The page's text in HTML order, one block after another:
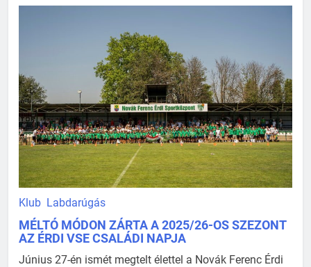
Klub Labdarúgás
MÉLTÓ MÓDON ZÁRTA A 2025/26-OS SZEZONT
AZ ÉRDI VSE CSALÁDI NAPJA
Június 27-én ismét megtelt élettel a Novák Ferenc Érdi